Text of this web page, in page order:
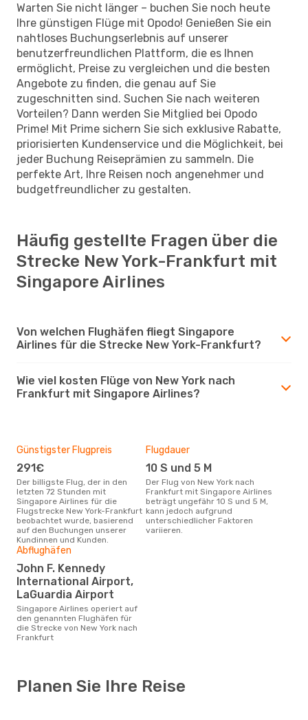
Warten Sie nicht länger – buchen Sie noch heute
Ihre günstigen Flüge mit Opodo! Genießen Sie ein
nahtloses Buchungserlebnis auf unserer
benutzerfreundlichen Plattform, die es Ihnen
ermöglicht, Preise zu vergleichen und die besten
Angebote zu finden, die genau auf Sie
zugeschnitten sind. Suchen Sie nach weiteren
Vorteilen? Dann werden Sie Mitglied bei Opodo
Prime! Mit Prime sichern Sie sich exklusive Rabatte,
priorisierten Kundenservice und die Möglichkeit, bei
jeder Buchung Reiseprämien zu sammeln. Die
perfekte Art, Ihre Reisen noch angenehmer und
budgetfreundlicher zu gestalten.
Häufig gestellte Fragen über die
Strecke New York-Frankfurt mit
Singapore Airlines
Von welchen Flughäfen fliegt Singapore
Airlines für die Strecke New York-Frankfurt?
Wie viel kosten Flüge von New York nach
Frankfurt mit Singapore Airlines?
Günstigster Flugpreis
291€
Der billigste Flug, der in den
letzten 72 Stunden mit
Singapore Airlines für die
Flugstrecke New York-Frankfurt
beobachtet wurde, basierend
auf den Buchungen unserer
Kundinnen und Kunden.
Flugdauer
10 S und 5 M
Der Flug von New York nach
Frankfurt mit Singapore Airlines
beträgt ungefähr 10 S und 5 M,
kann jedoch aufgrund
unterschiedlicher Faktoren
variieren.
Abflughäfen
John F. Kennedy
International Airport,
LaGuardia Airport
Singapore Airlines operiert auf
den genannten Flughäfen für
die Strecke von New York nach
Frankfurt
Planen Sie Ihre Reise